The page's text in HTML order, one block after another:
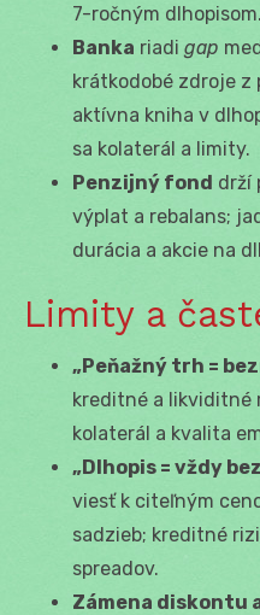
7-ročným dlhopisom.
Banka riadi gap
krátkodobé zdroje z
aktívna kniha v
sa kolaterál a limity.
Penzijný fond drží
výplat a rebalans;
durácia a akcie na
Limity a
„Peňažný trh =
kreditné a likviditné
kolaterál a kvalita
„Dlhopis = vždy
viesť k citeľným
sadzieb; kreditné
spreadov.
Zámena diskontu